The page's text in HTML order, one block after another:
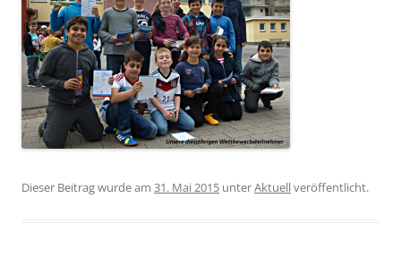
Dieser Beitrag wurde am 31. Mai 2015 unterAktuellveröffentlicht.